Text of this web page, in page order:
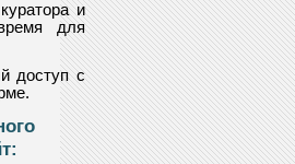
и
для
доступ с